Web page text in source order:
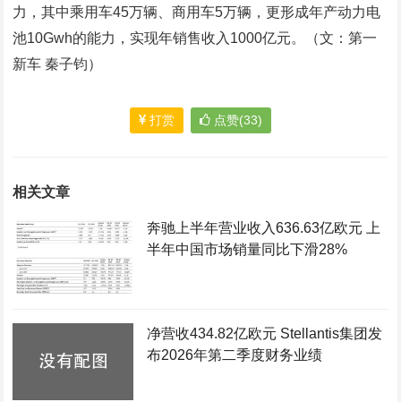
力，其中乘用车45万辆、商用车5万辆，更形成年产动力电
池10Gwh的能力，实现年销售收入1000亿元。（文：第一
新车 秦子钧）
打赏 点赞(33)
相关文章
奔驰上半年营业收入636.63亿欧元 上
半年中国市场销量同比下滑28%
净营收434.82亿欧元 Stellantis集团发
布2026年第二季度财务业绩